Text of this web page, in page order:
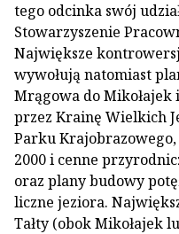
tego odcinka swój
Stowarzyszenie
Największe
wywołują natomiast
Mrągowa do Mikołajek
przez Krainę Wielkich
Parku
2000 i cenne
oraz plany budowy
liczne jeziora.
Tałty (obok Mikołajek